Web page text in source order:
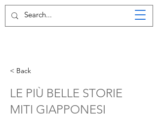
< Back
LE PIÙ BELLE STORIE
MITI GIAPPONESI